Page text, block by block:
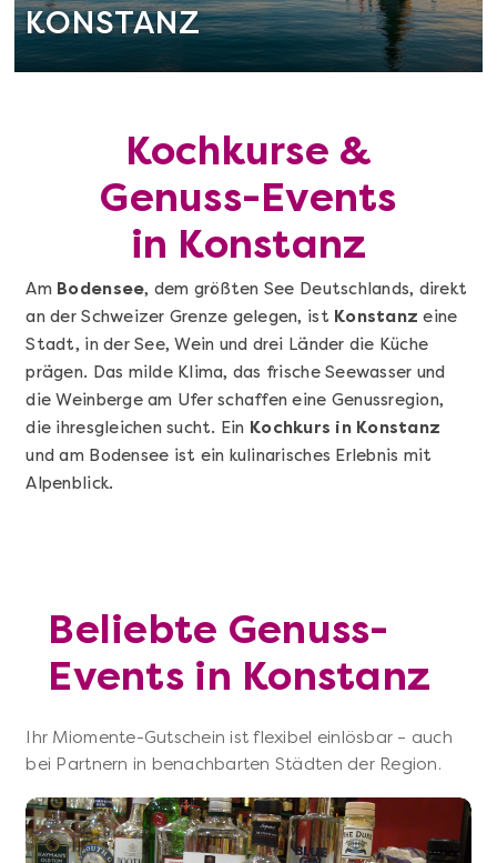
KONSTANZ
Kochkurse &
Genuss-Events
in Konstanz
Am Bodensee, dem größten See Deutschlands, direkt
an der Schweizer Grenze gelegen, ist Konstanz eine
Stadt, in der See, Wein und drei Länder die Küche
prägen. Das milde Klima, das frische Seewasser und
die Weinberge am Ufer schaffen eine Genussregion,
die ihresgleichen sucht. Ein Kochkurs in Konstanz
und am Bodensee ist ein kulinarisches Erlebnis mit
Alpenblick.
Beliebte Genuss-
Events in Konstanz
Ihr Miomente-Gutschein ist flexibel einlösbar – auch
bei Partnern in benachbarten Städten der Region.